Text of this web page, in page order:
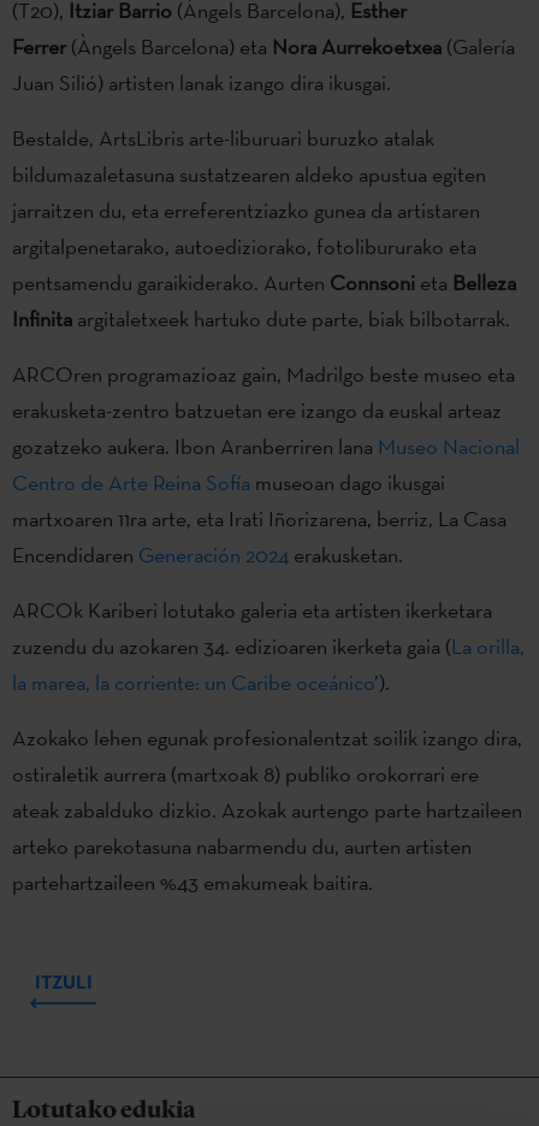
(T20), Itziar Barrio (Àngels Barcelona), Esther
Ferrer(Àngels Barcelona) eta Nora Aurrekoetxea (Galería
Juan Silió) artisten lanak izango dira ikusgai.
Bestalde, ArtsLibris arte-liburuari buruzko atalak
bildumazaletasuna sustatzearen aldeko apustua egiten
jarraitzen du, eta erreferentziazko gunea da artistaren
argitalpenetarako, autoediziorako, fotolibururako eta
pentsamendu garaikiderako. Aurten Connsoni eta Belleza
Infinita argitaletxeek hartuko dute parte, biak bilbotarrak.
ARCOren programazioaz gain, Madrilgo beste museo eta
erakusketa-zentro batzuetan ere izango da euskal arteaz
gozatzeko aukera. Ibon Aranberriren lana Museo Nacional
Centro de Arte Reina Sofía museoan dago ikusgai
martxoaren 11ra arte, eta Irati Iñorizarena, berriz, La Casa
Encendidaren Generación 2024 erakusketan.
ARCOk Kariberi lotutako galeria eta artisten ikerketara
zuzendu du azokaren 34. edizioaren ikerketa gaia (La orilla,
la marea, la corriente: un Caribe oceánico’).
Azokako lehen egunak profesionalentzat soilik izango dira,
ostiraletik aurrera (martxoak 8) publiko orokorrari ere
ateak zabalduko dizkio. Azokak aurtengo parte hartzaileen
arteko parekotasuna nabarmendu du, aurten artisten
partehartzaileen %43 emakumeak baitira.
ITZULI
Lotutako edukia